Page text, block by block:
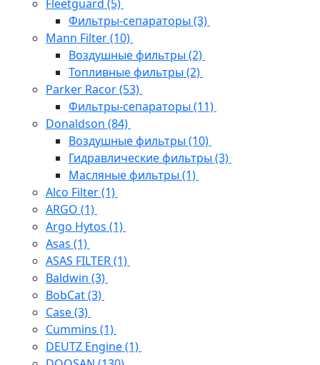
Fleetguard (5)
Фильтры-сепараторы (3)
Mann Filter(10)
Воздушные фильтры (2)
Топливные фильтры (2)
Parker Racor(53)
Фильтры-сепараторы (11)
Donaldson (84)
Воздушные фильтры (10)
Гидравлические фильтры (3)
Масляные фильтры (1)
Alco Filter(1)
ARGO (1)
Argo Hytos (1)
Asas (1)
ASAS FILTER(1)
Baldwin (3)
BobCat(3)
Case(3)
Cummins (1)
DEUTZ Engine(1)